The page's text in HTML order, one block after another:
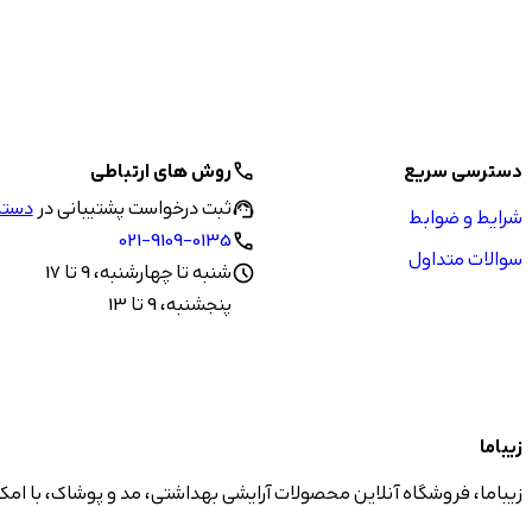
دسترسی سریع
شرایط و ضوابط
سوالات متداول
callروش های ارتباطی
support_agentثبت درخواست پشتیبانی در
call
021-9109-0135
scheduleشنبه تا چهارشنبه، 9 تا 17
پنجشنبه، 9 تا 13
زیباما
زیباما، فروشگاه آنلاین محصولات آرایشی بهداشتی، مد و پوشاک، با